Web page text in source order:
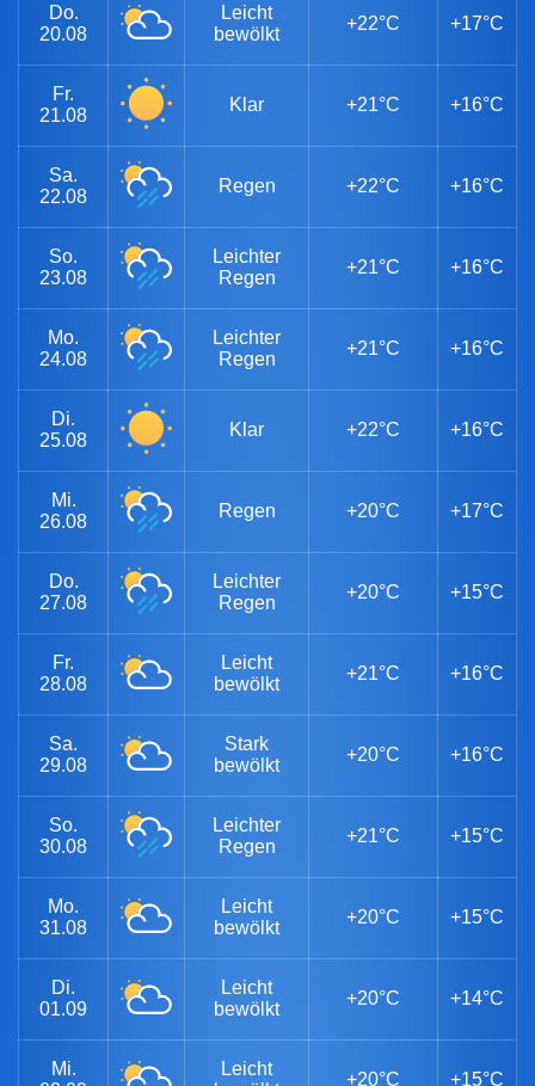
Do.
20.08
Leicht
bewölkt
+22°C +17°C
Fr.
21.08
Klar +21°C +16°C
Sa.
22.08
Regen +22°C +16°C
So.
23.08
Leichter
Regen
+21°C +16°C
Mo.
24.08
Leichter
Regen
+21°C +16°C
Di.
25.08
Klar +22°C +16°C
Mi.
26.08
Regen +20°C +17°C
Do.
27.08
Leichter
Regen
+20°C +15°C
Fr.
28.08
Leicht
bewölkt
+21°C +16°C
Sa.
29.08
Stark
bewölkt
+20°C +16°C
So.
30.08
Leichter
Regen
+21°C +15°C
Mo.
31.08
Leicht
bewölkt
+20°C +15°C
Di.
01.09
Leicht
bewölkt
+20°C +14°C
Mi.
Leicht
+20°C +15°C